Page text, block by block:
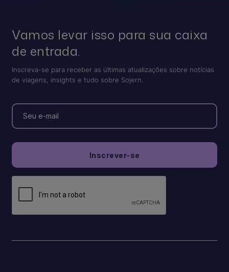
Vamos levar isso para sua caixa
de entrada.
Inscreva-se para receber as últimas atualizações sobre notícias
de viagens, insights e tudo sobre Sojern.